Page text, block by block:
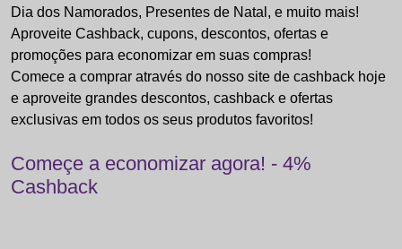
Dia dos Namorados, Presentes de Natal, e muito mais!
Aproveite Cashback, cupons, descontos, ofertas e
promoções para economizar em suas compras!
Comece a comprar através do nosso site de cashback hoje
e aproveite grandes descontos, cashback e ofertas
exclusivas em todos os seus produtos favoritos!
Começe a economizar agora! - 4%
Cashback